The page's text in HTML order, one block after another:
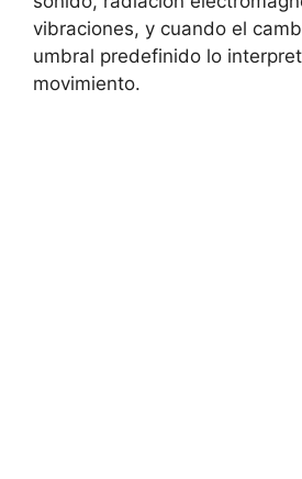
vibraciones, y cuando el
umbral predefinido lo
movimiento.